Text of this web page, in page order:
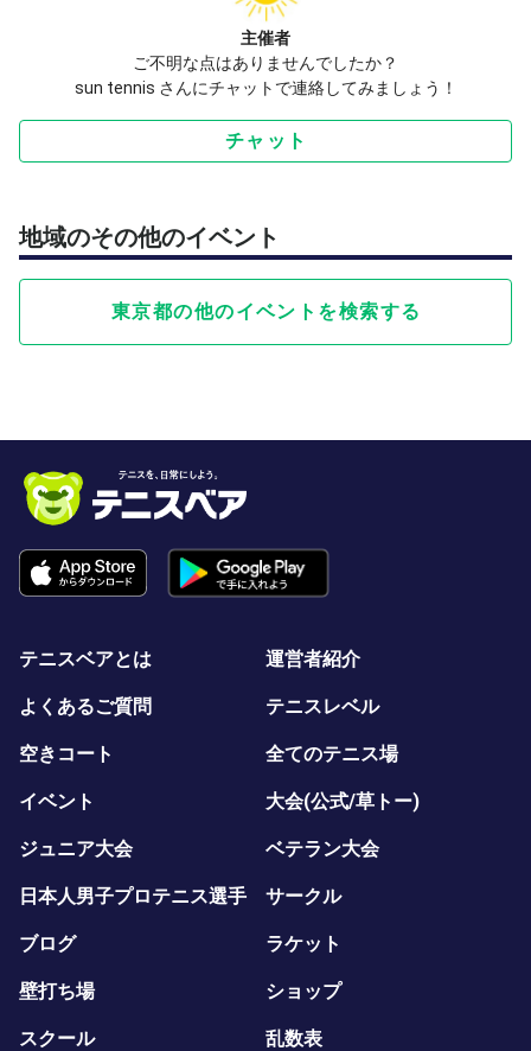
•米国ラケットスポーツ協会 （RSPA）
プロフェッショナルコーチ
•TPPトレーニングスタジオ公認 トレーナー
•全日本ベテラン選手権出場
（シングルス）
主催者
ご不明な点はありませんでしたか？
sun tennis さんにチャットで連絡してみましょう！
チャット
地域のその他のイベント
東京都の他のイベントを検索する
テニスベアとは 運営者紹介
よくあるご質問 テニスレベル
空きコート 全てのテニス場
イベント 大会(公式/草トー)
ジュニア大会 ベテラン大会
日本人男子プロテニス選手 サークル
ブログ ラケット
壁打ち場 ショップ
スクール 乱数表